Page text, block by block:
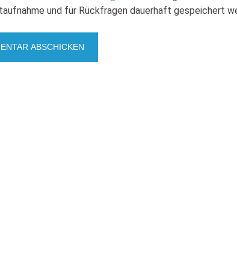
und für Rückfragen dauerhaft gespeichert